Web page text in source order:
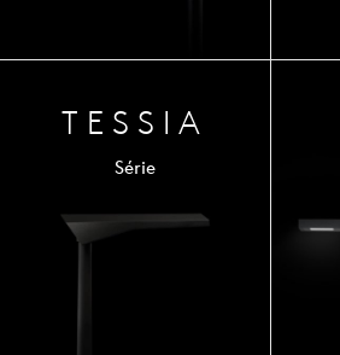
TESSIA
Série